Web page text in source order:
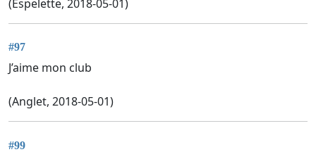
(Espelette, 2018-05-01)
#97
J’aime mon club
(Anglet, 2018-05-01)
#99